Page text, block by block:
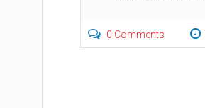
0 Comments